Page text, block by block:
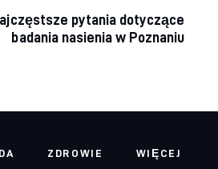
pytania dotyczące
badania nasienia w Poznaniu
ZDROWIE WIĘCEJ